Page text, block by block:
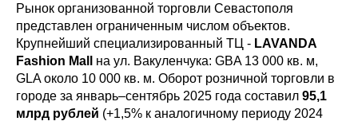
Рынок организованной торговли Севастополя
представлен ограниченным числом объектов.
Крупнейший специализированный ТЦ - LAVANDA
Fashion Mall
на ул. Вакуленчука: GBA 13 000 кв. м,
GLA около 10 000 кв. м. Оборот розничной торговли в
городе за январь–сентябрь 2025 года составил 95,1
млрд рублей (+1,5% к аналогичному периоду 2024